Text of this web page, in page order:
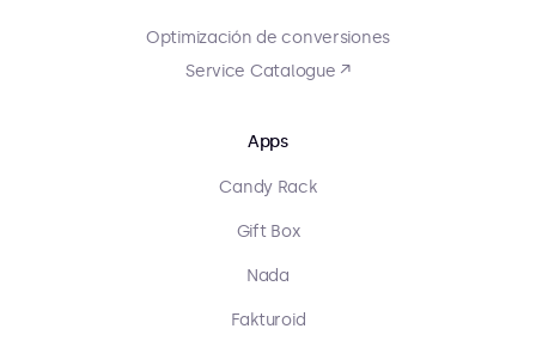
Optimización de conversiones
Service Catalogue ↗
Apps
Candy Rack
Gift Box
Nada
Fakturoid